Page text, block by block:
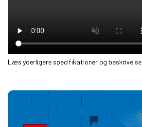
Læs yderligere specifikationer og beskrivelse